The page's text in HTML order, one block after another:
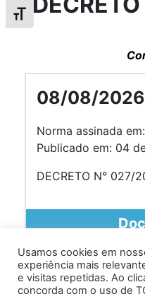
Alternar tamanho da fonte
08/08/2026
Norma assinada
Publicado em: 04
DECRETO N° 027/
Usamos cookies em
experiência mais
e visitas repetidas. Ao
concorda com o uso de